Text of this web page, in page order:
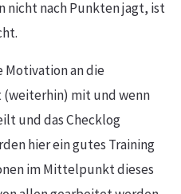
nicht nach Punkten jagt, ist
Motivation an die
mit und wenn
und das Checklog
hier ein gutes Training
im Mittelpunkt dieses